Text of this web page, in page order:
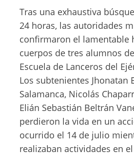
Tras una exhaustiva
24 horas, las autoridades
confirmaron el lamentable
cuerpos de tres alumnos
Escuela de Lanceros del
Los subtenientes Jhonatan
Salamanca, Nicolás
Elián Sebastián Beltrán
perdieron la vida en un
ocurrido el 14 de julio
realizaban actividades en